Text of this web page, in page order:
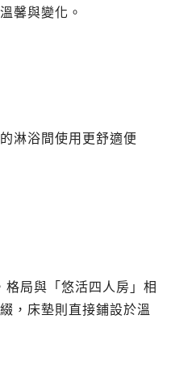
馨與變化。
淋浴間使用更舒適便
局與「悠活四人房」相
，床墊則直接鋪設於溫